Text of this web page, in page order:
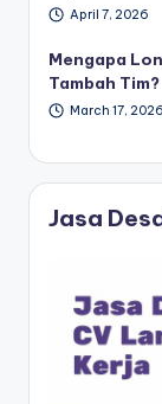
April 7, 2026
Mengapa
Tambah Tim?
March 17, 2026
Jasa